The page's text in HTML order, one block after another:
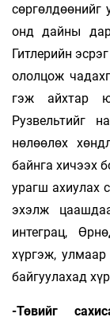
онд дайны
Гитлерийн
олол­цож
гэж айхтар
Рузвельтийг
нөлөөлөх
байнга хичээх
урагш ахиулах
эхэлж
интеграц,
хүргэж,
байгуулахад
-Төвийг